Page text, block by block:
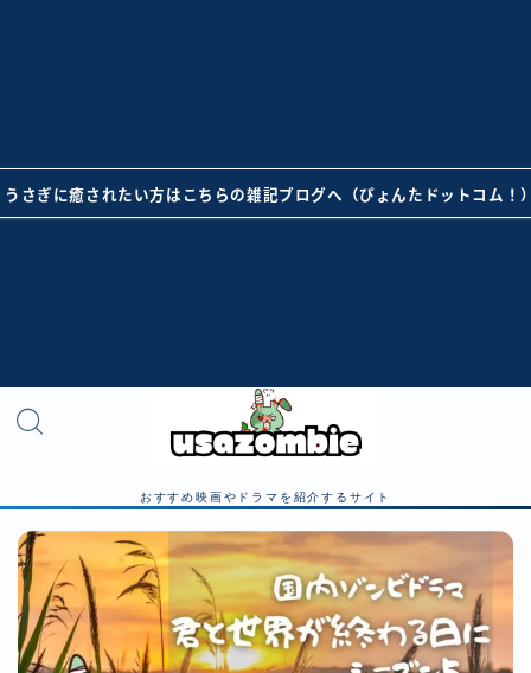
うさぎに癒されたい方はこちらの雑記ブログへ（ぴょんたドットコム！
おすすめ映画やドラマを紹介するサイト